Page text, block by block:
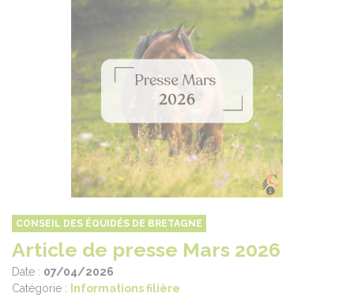
CONSEIL DES ÉQUIDÉS DE BRETAGNE
Article de presse Mars 2026
Date : 07/04/2026
Catégorie :
Informations filière